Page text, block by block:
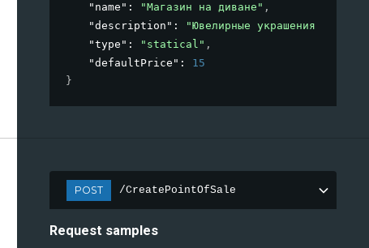
"name" : "Магазин на диване" ,
"description" :
"Ювелирные украшения и
"type" : "statical" ,
"defaultPrice" : 15
}
POST /CreatePointOfSale
Request samples